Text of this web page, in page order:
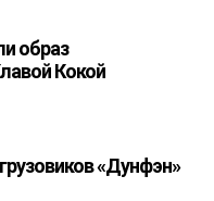
образ
Кокой
«Дунфэн»